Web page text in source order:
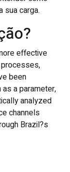
sua carga.
effective
been
a parameter,
analyzed
channels
Brazil?s